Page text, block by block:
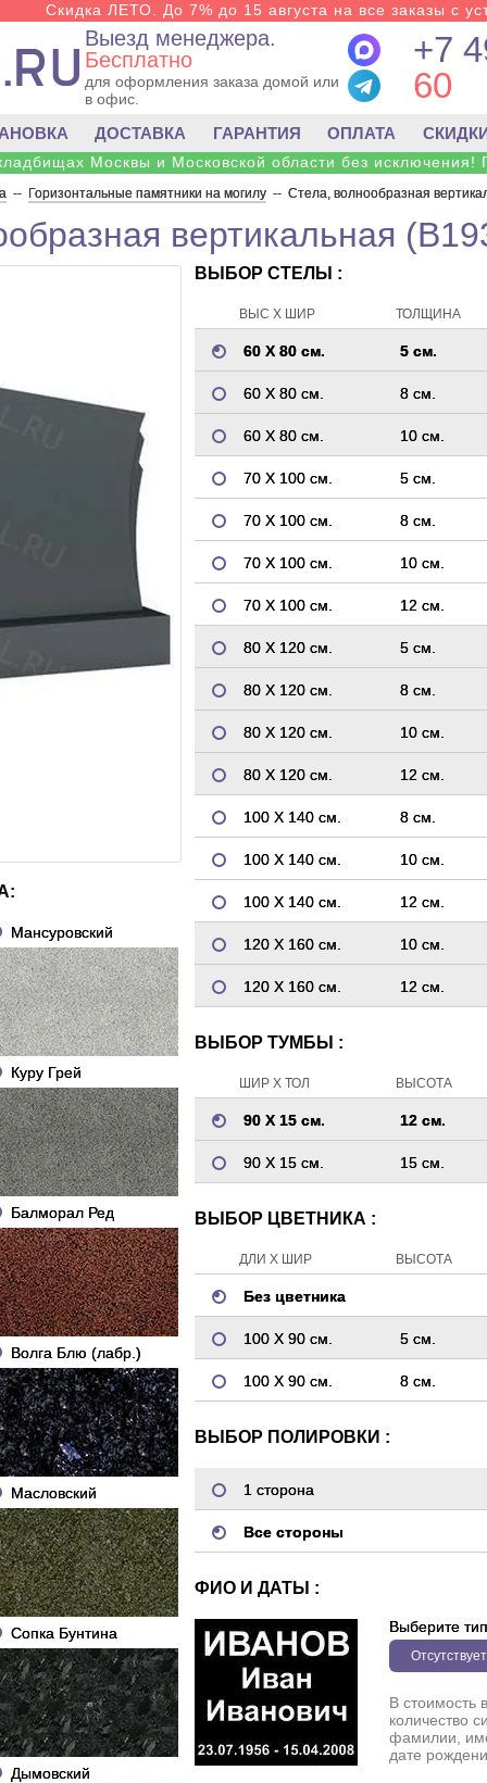
Скидка ЛЕТО. До 7% до 15 августа на все заказы с
Выезд менеджера.
Бесплатно
для оформления заказа домой или
в офис.
+7
60
ДОСТАВКА ГАРАНТИЯ ОПЛАТА
Москвы и Московской области без исключения!
-- Горизонтальные памятники на могилу -- Стела, волнообразная
вертикальная
Мансуровский
Куру Грей
Балморал Ред
Волга Блю (лабр.)
Масловский
Сопка Бунтина
Дымовский
ВЫБОР СТЕЛЫ :
ВЫС Х ШИР ТОЛЩИНА
60 Х 80 см. 5 см.
60 Х 80 см. 8 см.
60 Х 80 см. 10 см.
70 Х 100 см. 5 см.
70 Х 100 см. 8 см.
70 Х 100 см. 10 см.
70 Х 100 см. 12 см.
80 Х 120 см. 5 см.
80 Х 120 см. 8 см.
80 Х 120 см. 10 см.
80 Х 120 см. 12 см.
100 Х 140 см. 8 см.
100 Х 140 см. 10 см.
100 Х 140 см. 12 см.
120 Х 160 см. 10 см.
120 Х 160 см. 12 см.
ВЫБОР ТУМБЫ :
ШИР Х ТОЛ ВЫСОТА
90 Х 15 см. 12 см.
90 Х 15 см. 15 см.
ВЫБОР ЦВЕТНИКА :
ДЛИ Х ШИР ВЫСОТА
Без цветника
100 Х 90 см. 5 см.
100 Х 90 см. 8 см.
ВЫБОР ПОЛИРОВКИ :
1 сторона
Все стороны
ФИО И ДАТЫ :
Выберите тип
Отсутствует
В стоимость
количество
фамилии,
дате